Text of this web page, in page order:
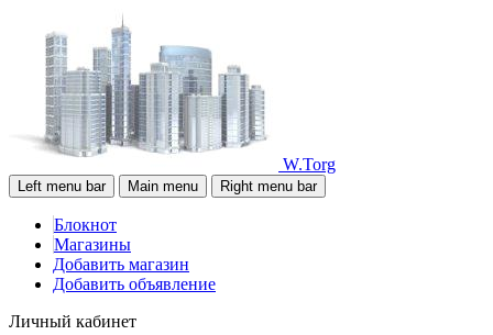
W.Torg
Left menu bar Main menu Right menu bar
Блокнот
Магазины
Добавить магазин
Добавить объявление
Личный кабинет